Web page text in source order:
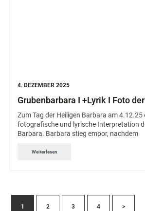
4. DEZEMBER 2025
Grubenbarbara I +Lyrik I Foto
Zum Tag der Heiligen Barbara am 4.12.25
fotografische und lyrische Interpretation
Barbara. Barbara stieg empor, nachdem
Weiterlesen
1 2 3 4 >